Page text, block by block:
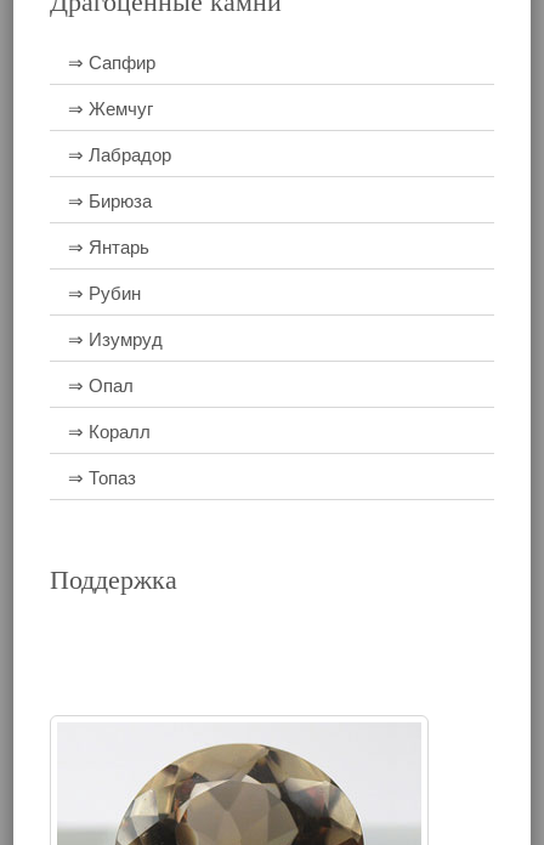
⇒ Сапфир
⇒ Жемчуг
⇒ Лабрадор
⇒ Бирюза
⇒ Янтарь
⇒ Рубин
⇒ Изумруд
⇒ Опал
⇒ Коралл
⇒ Топаз
Поддержка